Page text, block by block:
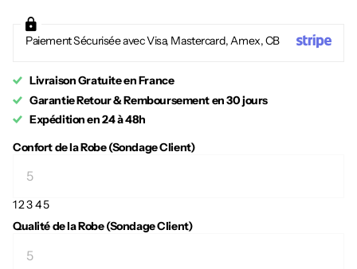
Paiement Sécurisée avec Visa, Mastercard, Amex, CB
Livraison Gratuite en France
Garantie Retour & Remboursement en 30 jours
Expédition en 24 à 48h
Confort de la Robe (Sondage Client)
12345
Qualité de la Robe (Sondage Client)